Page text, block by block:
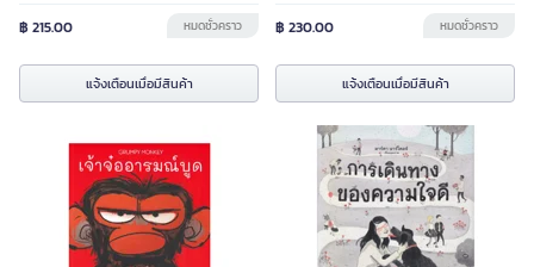
฿ 215.00 หมดชั่วคราว
แจ้งเตือนเมื่อมีสินค้า
฿ 230.00 หมดชั่วคราว
แจ้งเตือนเมื่อมีสินค้า